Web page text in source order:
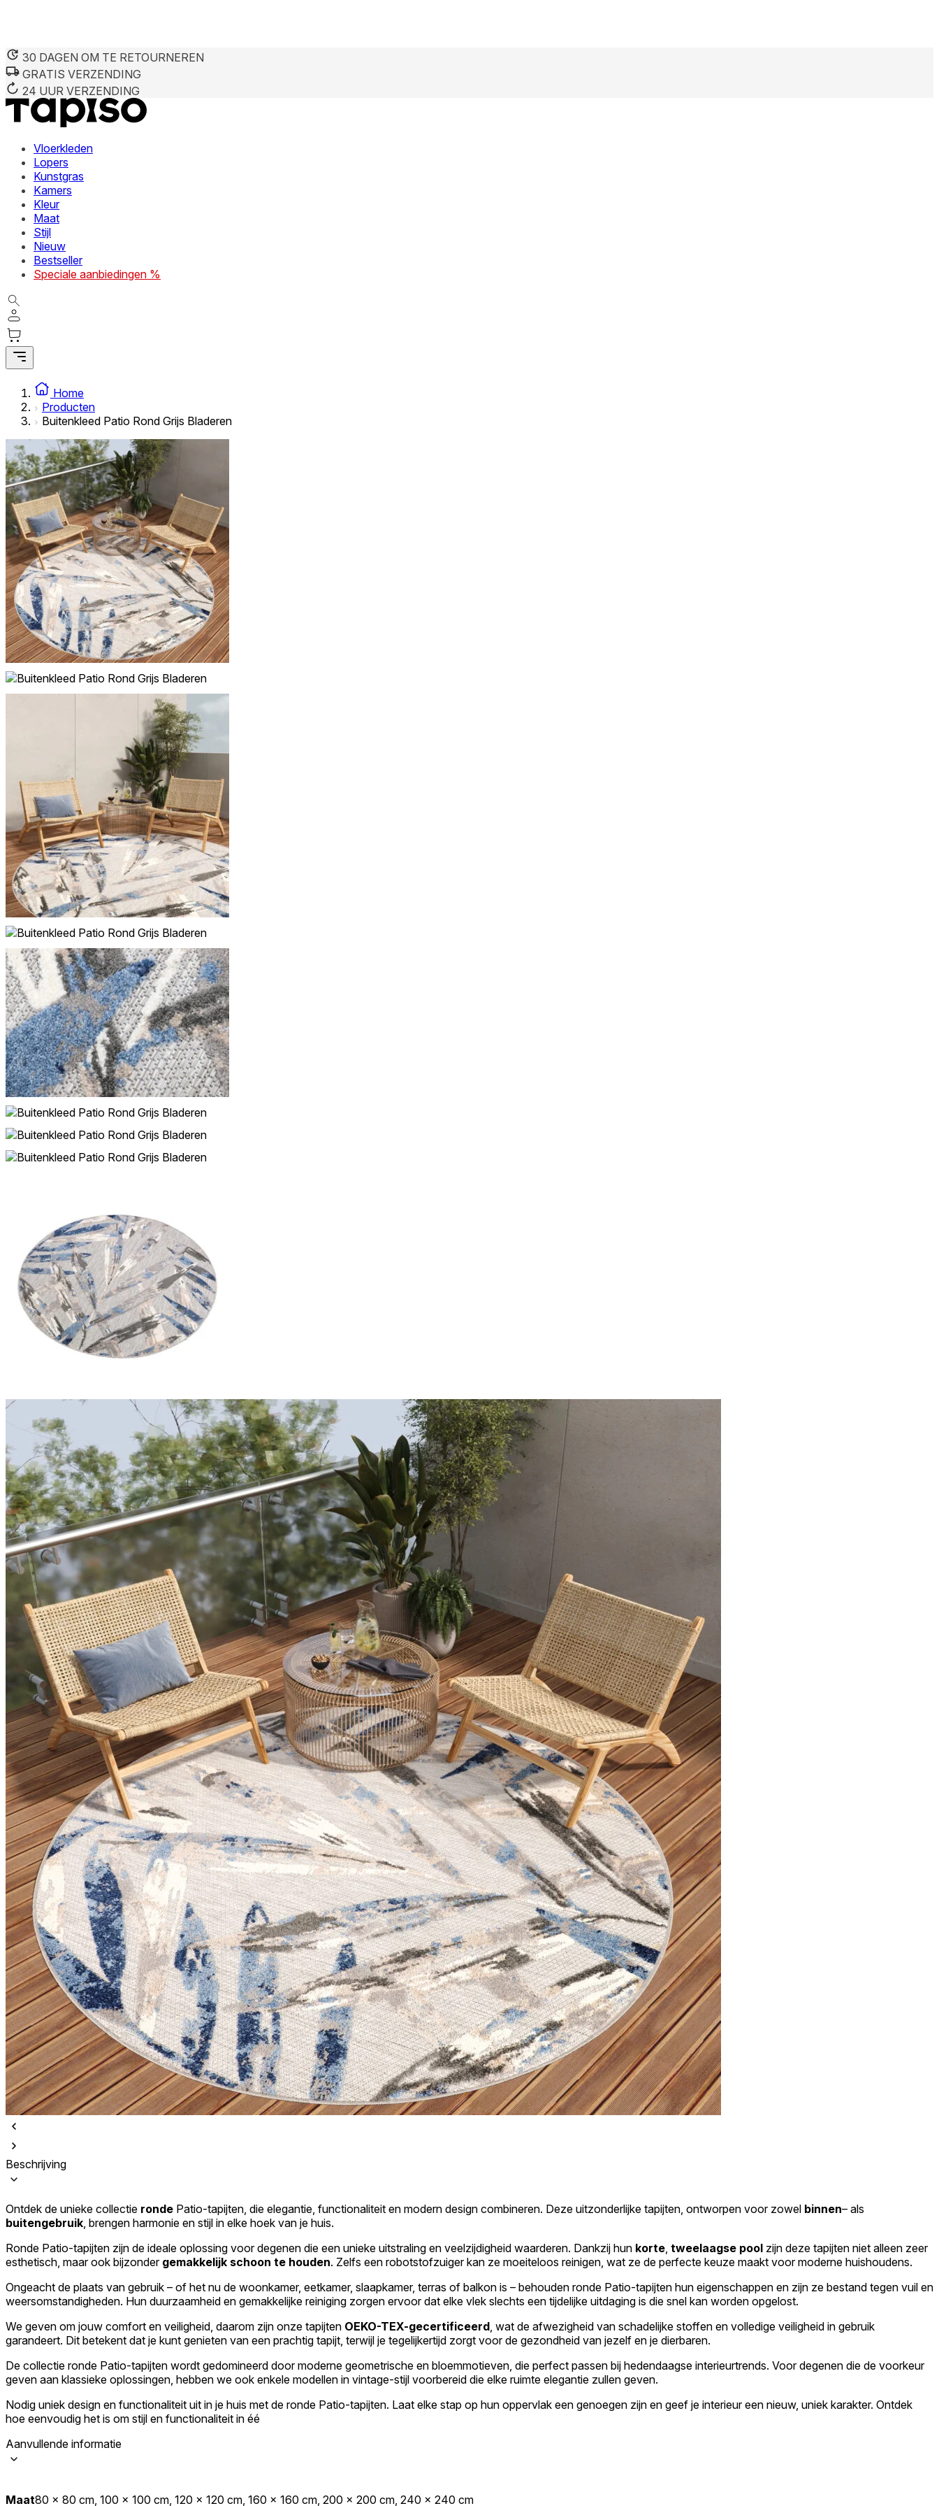
30 DAGEN OM TE RETOURNEREN
GRATIS VERZENDING
24 UUR VERZENDING
Vloerkleden
Lopers
Kunstgras
Kamers
Kleur
Maat
Stijl
Nieuw
Bestseller
Speciale aanbiedingen %
Home
Producten
Buitenkleed Patio Rond Grijs Bladeren
Beschrijving
Ontdek de unieke collectie ronde Patio-tapijten, die elegantie, functionaliteit en modern design combineren. Deze uitzonderlijke tapijten, ontworpen voor zowel binnen– als
buitengebruik , brengen harmonie en stijl in elke hoek van je huis.
Ronde Patio-tapijten zijn de ideale oplossing voor degenen die een unieke uitstraling en veelzijdigheid waarderen. Dankzij hun korte tweelaagse pool zijn deze tapijten niet alleen zeer
esthetisch, maar ook bijzonder gemakkelijk schoon te houden. Zelfs een robotstofzuiger kan ze moeiteloos reinigen, wat ze de perfecte keuze maakt voor moderne huishoudens.
Ongeacht de plaats van gebruik – of het nu de woonkamer, eetkamer, slaapkamer, terras of balkon is – behouden ronde Patio-tapijten hun eigenschappen en zijn ze bestand tegen vuil en
weersomstandigheden. Hun duurzaamheid en gemakkelijke reiniging zorgen ervoor dat elke vlek slechts een tijdelijke uitdaging is die snel kan worden opgelost.
We geven om jouw comfort en veiligheid, daarom zijn onze tapijten OEKO-TEX-gecertificeerd , wat de afwezigheid van schadelijke stoffen en volledige veiligheid in gebruik
garandeert. Dit betekent dat je kunt genieten van een prachtig tapijt, terwijl je tegelijkertijd zorgt voor de gezondheid van jezelf en je dierbaren.
De collectie ronde Patio-tapijten wordt gedomineerd door moderne geometrische en bloemmotieven, die perfect passen bij hedendaagse interieurtrends. Voor degenen die de voorkeur
geven aan klassieke oplossingen, hebben we ook enkele modellen in vintage-stijl voorbereid die elke ruimte elegantie zullen geven.
Nodig uniek design en functionaliteit uit in je huis met de ronde Patio-tapijten. Laat elke stap op hun oppervlak een genoegen zijn en geef je interieur een nieuw, uniek karakter. Ontdek
hoe eenvoudig het is om stijl en functionaliteit in éé
Aanvullende informatie
Maat80 x 80 cm, 100 x 100 cm, 120 x 120 cm, 160 x 160 cm, 200 x 200 cm, 240 x 240 cm
diensten.
Noodzakelijk
Noodzakelijke cookies zijn essentieel voor de basisfuncties van de website en de site zal niet naar behoren functioneren zonder deze. Deze
cookies slaan geen persoonlijk identificeerbare informatie op.
Voorkeuren
Cookies voor voorkeuren stellen een website in staat om informatie te onthouden die de manier waarop de website zich gedraagt of eruitziet
verandert, zoals uw voorkeurstaal of de regio waar u zich bevindt.
Statistieken
Statistische cookies helpen website-eigenaren te begrijpen hoe bezoekers omgaan met websites door anoniem informatie te verzamelen en te
rapporteren.
Marketing
Marketingcookies worden gebruikt om gebruikers over websites te volgen. Het doel is om advertenties weer te geven die relevant en
interessant zijn voor de individuele gebruiker en daardoor waardevoller zijn voor uitgevers en externe adverteerders.
Niet-geclassificeerd
Niet-geclassificeerde cookies zijn cookies die in het proces van classificatie zijn, samen met de aanbieders van de individuele cookies.
Weiger Sla mijn voorkeuren op Accepteer alles